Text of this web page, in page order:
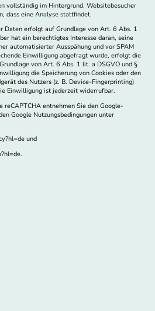
vollständig im Hintergrund. Websitebesucher
dass eine Analyse stattfindet.
Daten erfolgt auf Grundlage von Art. 6 Abs. 1
hat ein berechtigtes Interesse daran, seine
automatisierter Ausspähung und vor SPAM
Einwilligung abgefragt wurde, erfolgt die
von Art. 6 Abs. 1 lit. a DSGVO und §
die Speicherung von Cookies oder den
des Nutzers (z. B. Device-Fingerprinting)
Einwilligung ist jederzeit widerrufbar.
reCAPTCHA entnehmen Sie den Google-
Google Nutzungsbedingungen unter
und